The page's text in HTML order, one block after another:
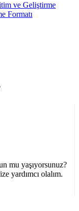
ve Geliştirme
Formatı
mu yaşıyorsunuz?
yardımcı olalım.